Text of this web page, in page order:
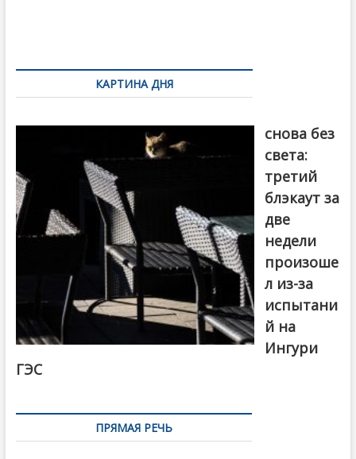
по
записямКАРТИНА ДНЯ
снова без
света:
третий
блэкаут за
две
недели
произоше
л из-за
испытани
й на
Ингури
ГЭС
ПРЯМАЯ РЕЧЬ